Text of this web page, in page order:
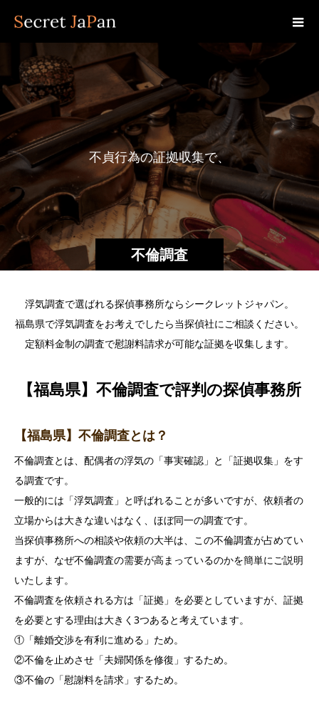
不倫調査
不貞行為の証拠収集 で、
不倫相手
浮気調査で選ばれる探偵事務所ならシークレットジャパン。
福島県で浮気調査をお考えでしたら当探偵社にご相談ください。
定額料金制の調査で慰謝料請求が可能な証拠を収集します。
【福島県】不倫調査で評判の探偵事務所
【福島県】不倫調査とは？
不倫調査とは、配偶者の浮気の「事実確認」と「証拠収集」をす
る調査です。
一般的には「浮気調査」と呼ばれることが多いですが、依頼者の
立場からは大きな違いはなく、ほぼ同一の調査です。
当探偵事務所への相談や依頼の大半は、この不倫調査が占めてい
ますが、なぜ不倫調査の需要が高まっているのかを簡単にご説明
いたします。
不倫調査を依頼される方は「証拠」を必要としていますが、証拠
を必要とする理由は大きく3つあると考えています。
①「離婚交渉を有利に進める」ため。
②不倫を止めさせ「夫婦関係を修復」するため。
③不倫の「慰謝料を請求」するため。